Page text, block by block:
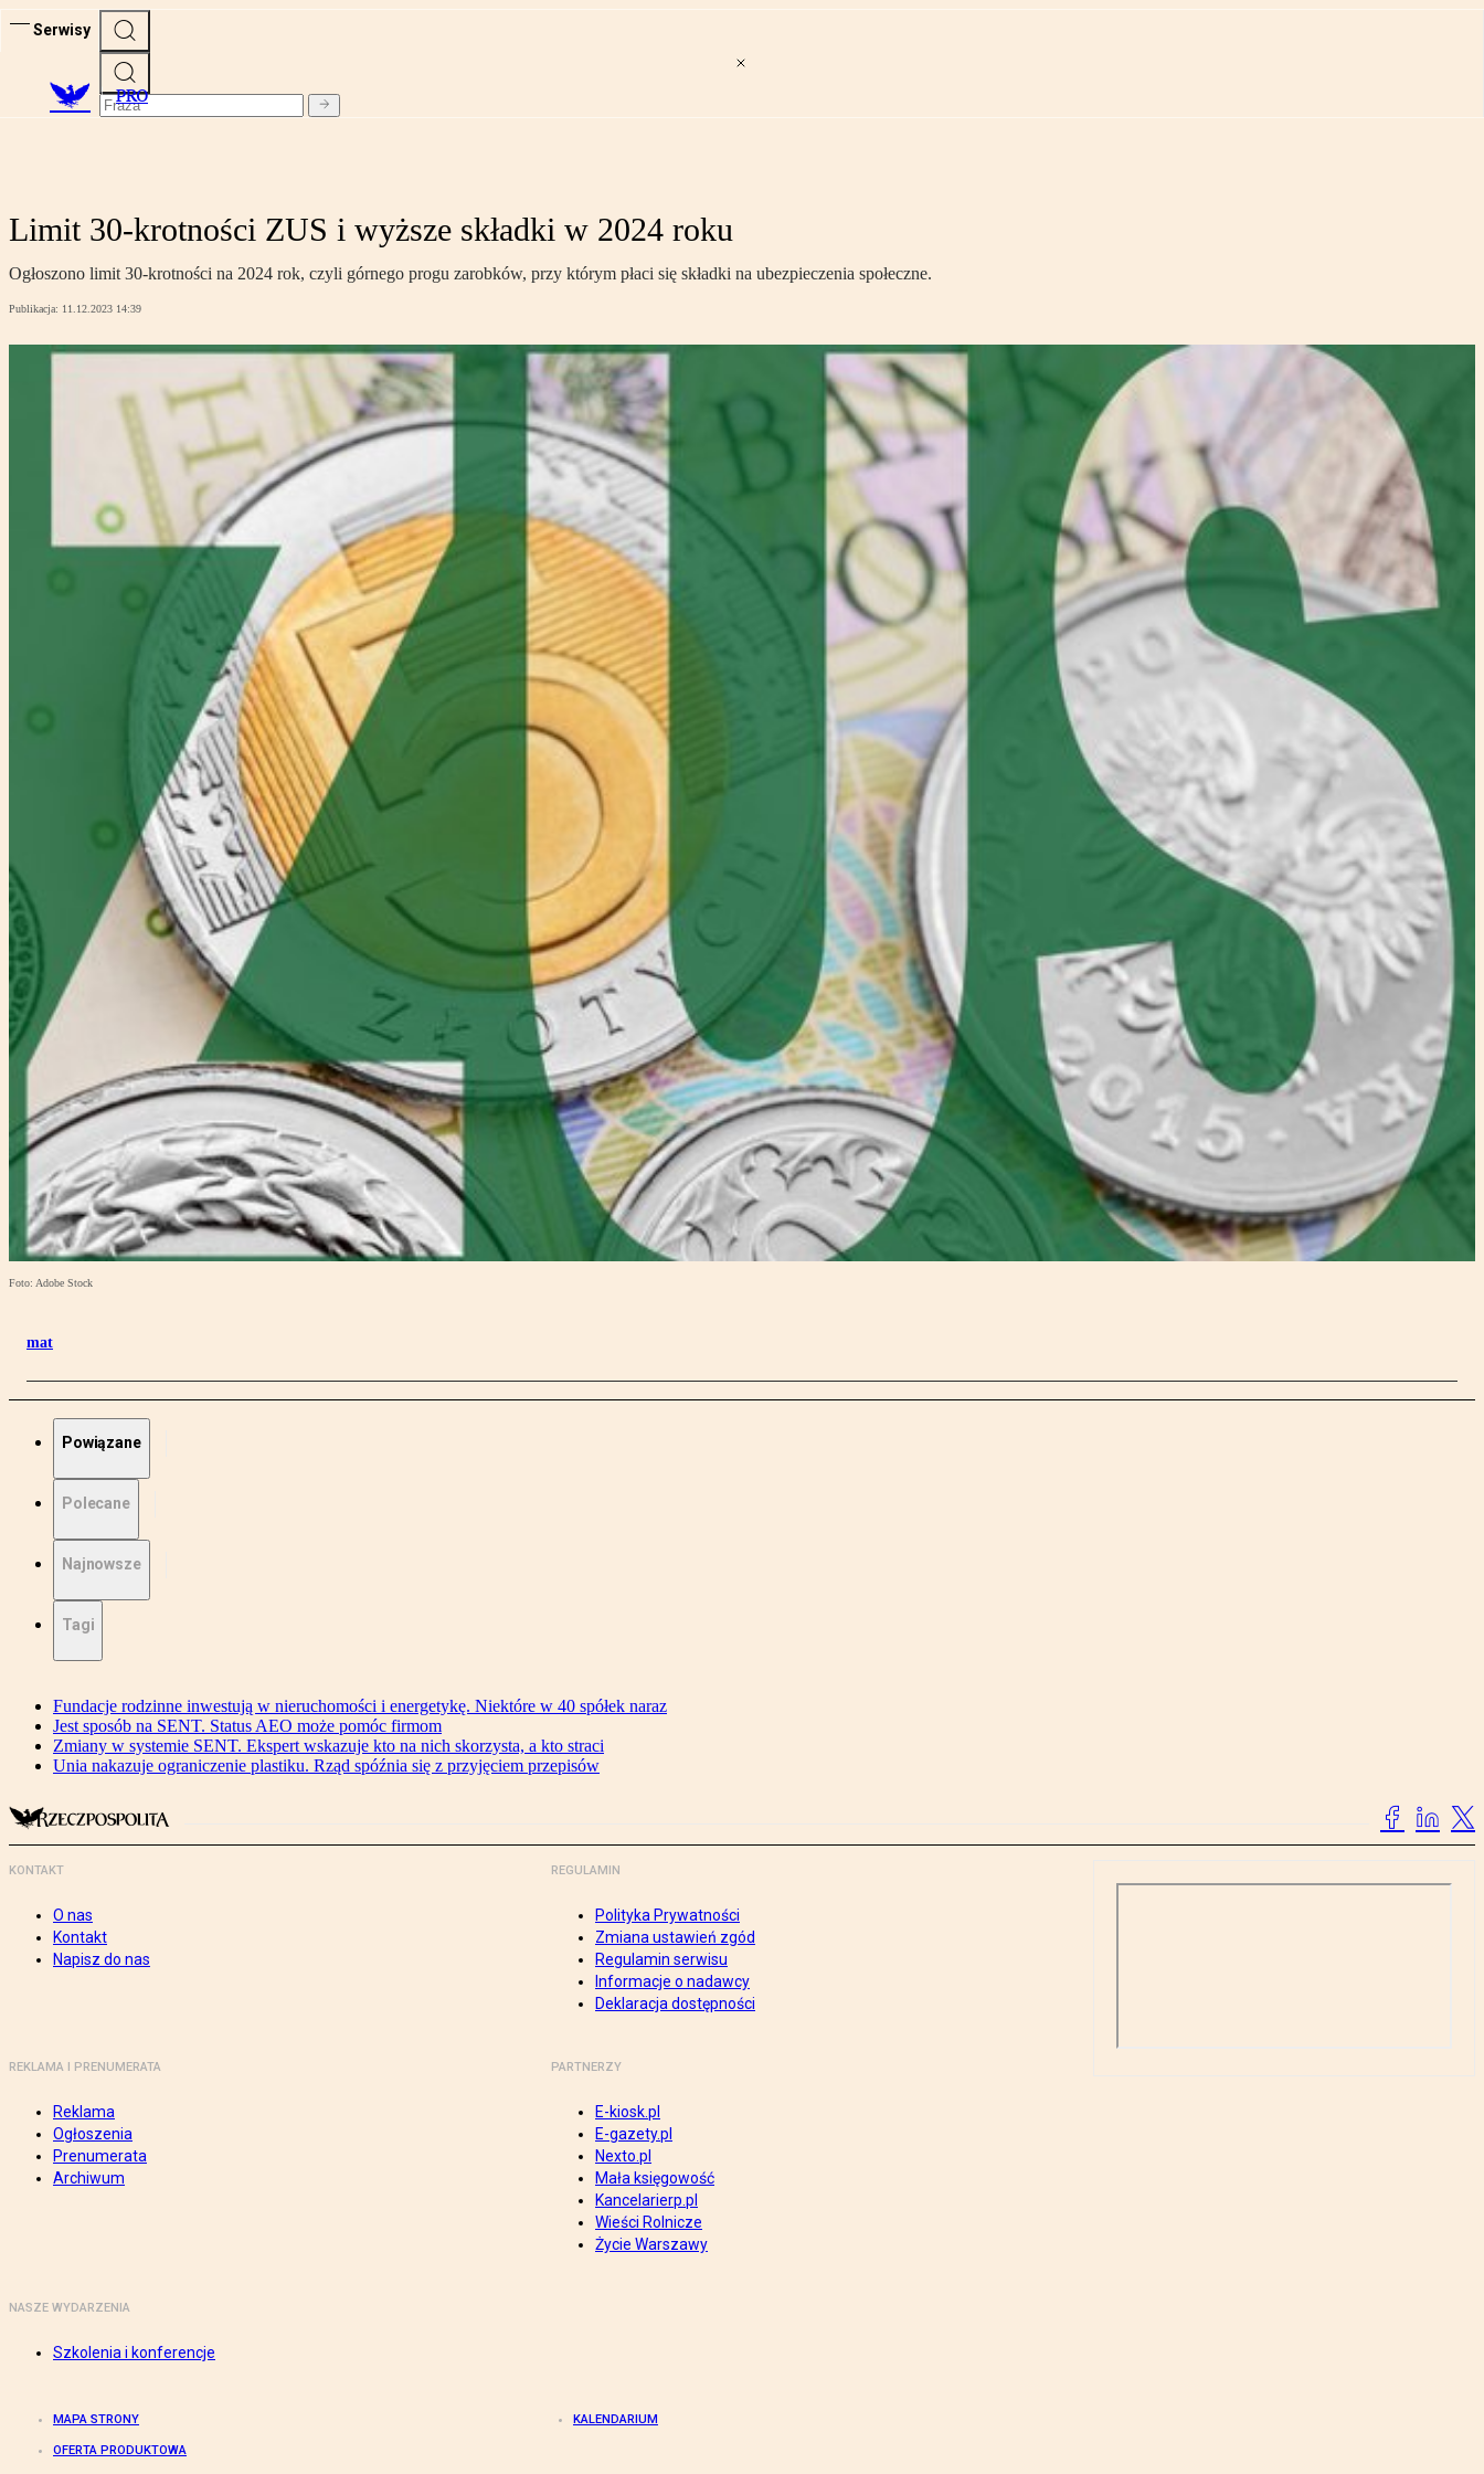
Serwisy
PRO
Limit 30-krotności ZUS i wyższe składki w 2024 roku
Ogłoszono limit 30-krotności na 2024 rok, czyli górnego progu zarobków, przy którym płaci się składki na ubezpieczenia społeczne.
Publikacja: 11.12.2023 14:39
Foto: Adobe Stock
mat
Powiązane
Polecane
Najnowsze
Tagi
Fundacje rodzinne inwestują w nieruchomości i energetykę. Niektóre w 40 spółek naraz
Jest sposób na SENT. Status AEO może pomóc firmom
Zmiany w systemie SENT. Ekspert wskazuje kto na nich skorzysta, a kto straci
Unia nakazuje ograniczenie plastiku. Rząd spóźnia się z przyjęciem przepisów
KONTAKT
O nas
Kontakt
Napisz do nas
REGULAMIN
Polityka Prywatności
Zmiana ustawień zgód
Regulamin serwisu
Informacje o nadawcy
Deklaracja dostępności
REKLAMA I PRENUMERATA
Reklama
Ogłoszenia
Prenumerata
Archiwum
PARTNERZY
E-kiosk.pl
E-gazety.pl
Nexto.pl
Mała księgowość
Kancelarierp.pl
Wieści Rolnicze
Życie Warszawy
NASZE WYDARZENIA
Szkolenia i konferencje
MAPA STRONY KALENDARIUM
OFERTA PRODUKTOWA